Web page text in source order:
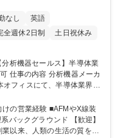
なし
英語
全週休2日制 土日祝休み
カ
フィスにて、半導体業界向
ニカルツールなど）の営業
の営業経験 ■AFMやX線装
バックグラウンド 【歓迎】